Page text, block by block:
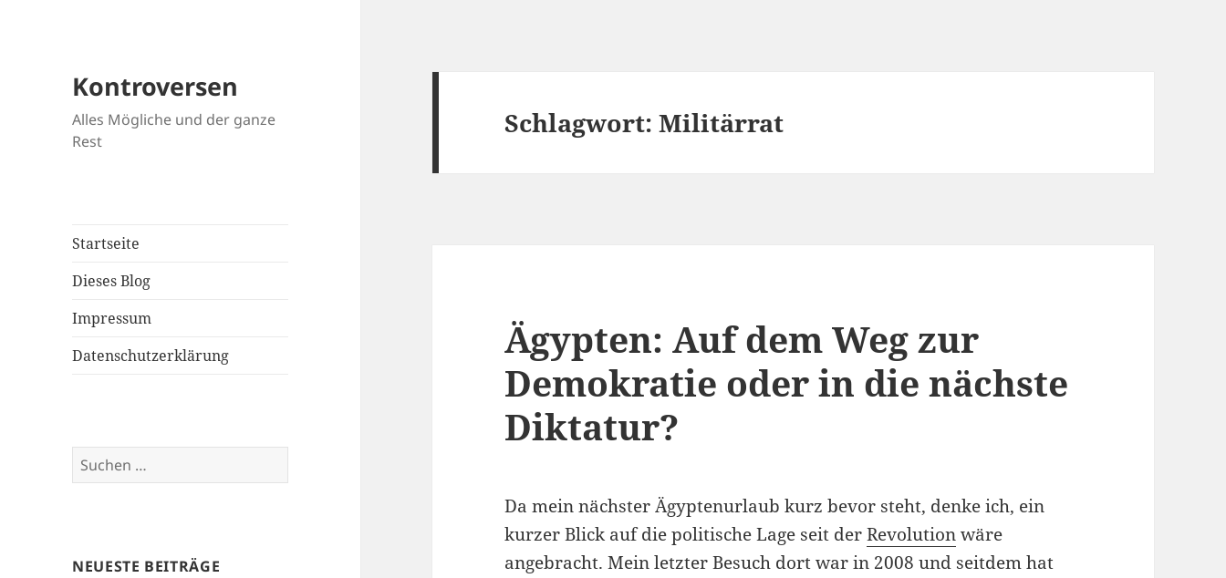
Kontroversen
Alles Mögliche und der ganze
Rest
Startseite
Dieses Blog
Impressum
Datenschutzerklärung
Suchen
nach:
NEUESTE BEITRÄGE
Schlagwort:Militärrat
Ägypten: Auf dem Weg zur
Demokratie oder in die nächste
Diktatur?
Da mein nächster Ägyptenurlaub kurz bevor steht, denke ich, ein
kurzer Blick auf die politische Lage seit derRevolutionwäre
angebracht. Mein letzter Besuch dort war in 2008 und seitdem hat